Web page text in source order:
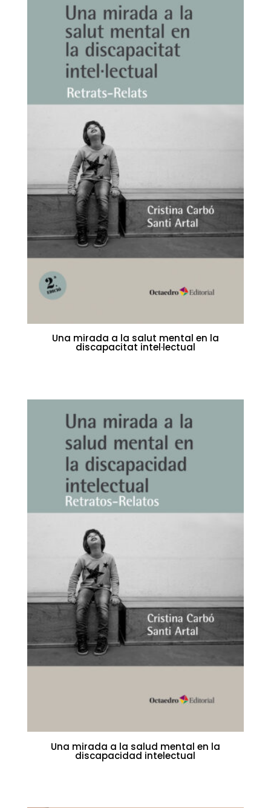
Una mirada a la salut mental en la
discapacitat intel·lectual
Una mirada a la salud mental en la
discapacidad intelectual